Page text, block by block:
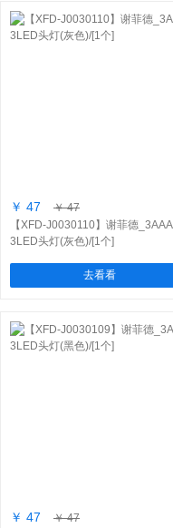
￥ 47
￥ 47
【XFD-J0030110】谢菲德_3AAA
3LED头灯(灰色)/[1个]
去看看
￥ 47
￥ 47